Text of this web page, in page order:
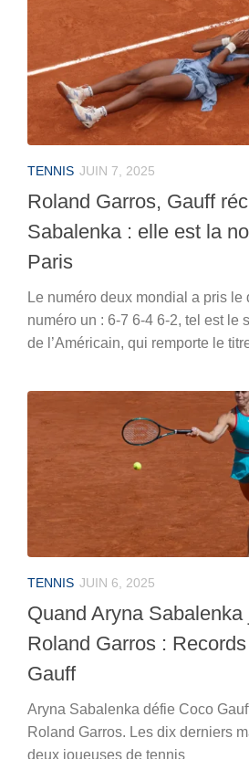
TENNIS JUIN 7, 2025
Roland Garros, Gauff
Sabalenka : elle est la
Paris
Le numéro deux mondial a pris le
numéro un : 6-7 6-4 6-2, tel est le
de l’Américain, qui remporte le
TENNIS JUIN 6, 2025
Quand Aryna
Roland Garros :
Gauff
Aryna Sabalenka défie Coco
Roland Garros. Les dix derniers
deux joueuses de tennis